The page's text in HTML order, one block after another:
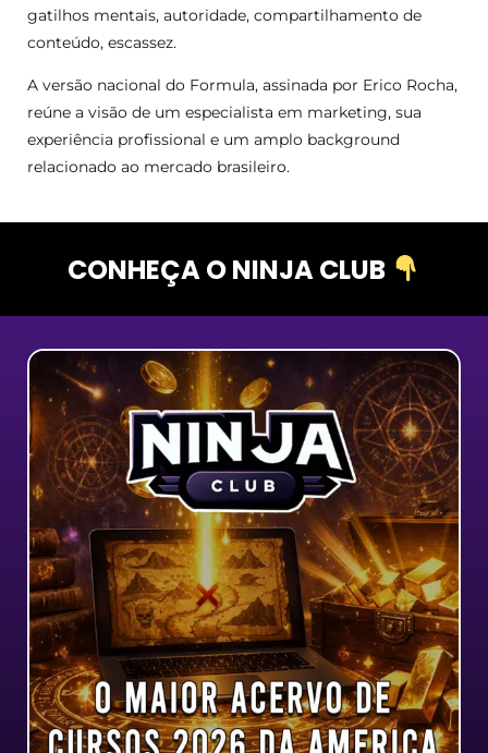
gatilhos mentais, autoridade, compartilhamento de
conteúdo, escassez.
A versão nacional do Formula, assinada por Erico Rocha,
reúne a visão de um especialista em marketing, sua
experiência profissional e um amplo background
relacionado ao mercado brasileiro.
CONHEÇA O NINJA CLUB